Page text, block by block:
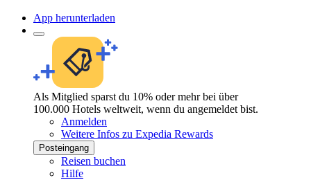
App herunterladen
Als Mitglied sparst du 10% oder mehr bei über
100.000 Hotels weltweit, wenn du angemeldet bist.
Anmelden
Weitere Infos zu Expedia Rewards
Posteingang
Reisen buchen
Hilfe